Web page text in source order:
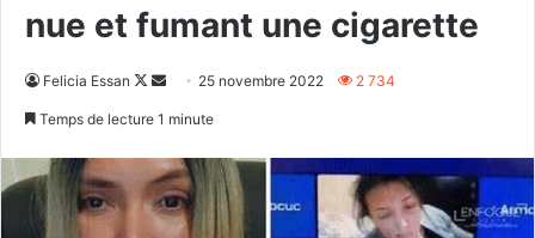
nue et fumant une cigarette
Felicia Essan
Follow
Envoyer25 novembre 2022 2 734
Temps de lecture 1 minute